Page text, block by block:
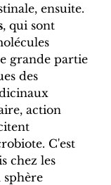
ensuite.
, qui sont
grande partie
des
action
C'est
chez les
sphère